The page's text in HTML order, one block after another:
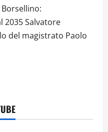
2035 Salvatore
del magistrato Paolo